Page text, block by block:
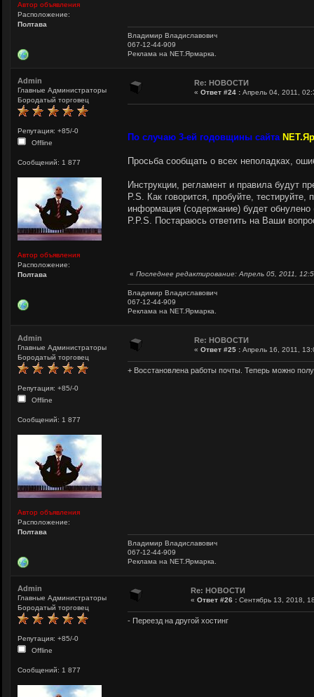
Автор объявления
Расположение:
Полтава
Владимир Владиславович
067-12-44-909
Реклама на NET.Ярмарка.
Admin
Главные Администраторы
Бородатый торговец
Репутация: +85/-0
Offline
Сообщений: 1 877
Автор объявления
Расположение:
Полтава
Re: НОВОСТИ
« Ответ #24 : Апрель 04, 2011,
По случаю 3-ей годовщины сайта
Просьба сообщать о всех неполадках,
Инструкции, регламент и правила будут
P.S. Как говорится, пробуйте,
информация (содержание) будет
P.P.S. Постараюсь ответить на Ваши
« Последнее редактирование: Апрель 05, 2011,
Владимир Владиславович
067-12-44-909
Реклама на NET.Ярмарка.
Admin
Главные Администраторы
Бородатый торговец
Репутация: +85/-0
Offline
Сообщений: 1 877
Автор объявления
Расположение:
Полтава
Re: НОВОСТИ
« Ответ #25 : Апрель 16, 2011,
+ Восстановлена работы почты. Теперь можно
Владимир Владиславович
067-12-44-909
Реклама на NET.Ярмарка.
Admin
Главные Администраторы
Бородатый торговец
Репутация: +85/-0
Offline
Сообщений: 1 877
Re: НОВОСТИ
« Ответ #26 : Сентябрь 13, 2018,
- Переезд на другой хостинг